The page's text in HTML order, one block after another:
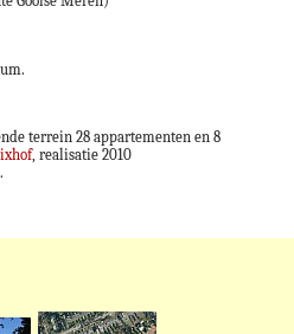
terrein 28 appartementen en 8
, realisatie 2010
.